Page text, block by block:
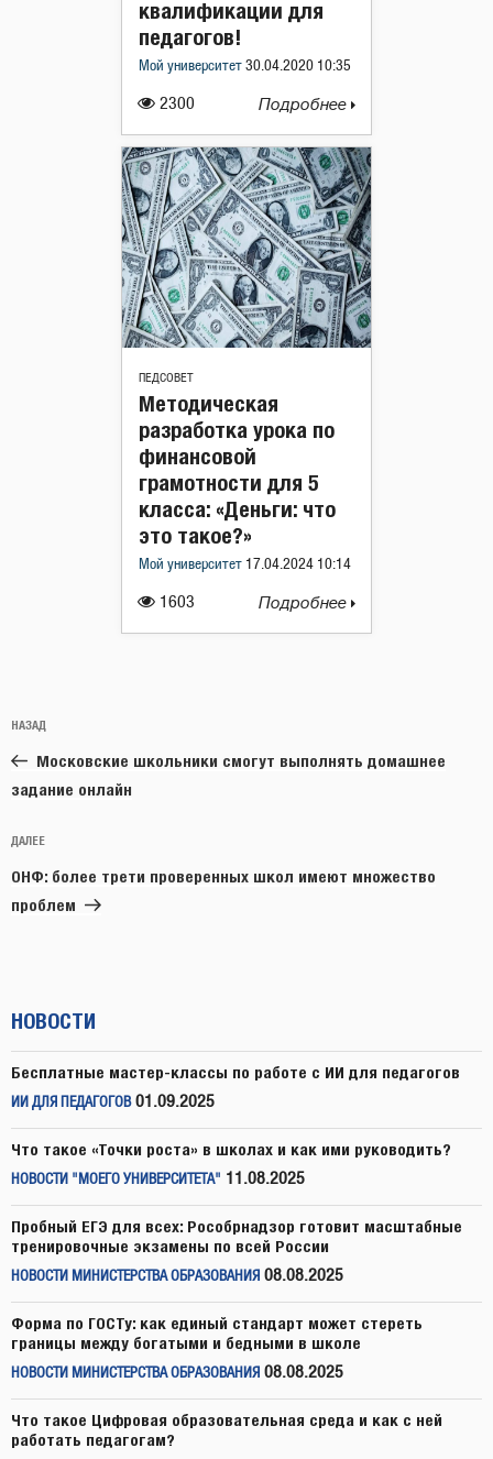
2300
квалификации для
педагогов!
Мой университет 30.04.2020 10:35
Подробнее
ПЕДСОВЕТ
1603
Методическая
разработка урока по
финансовой
грамотности для 5
класса: «Деньги: что
это такое?»
Мой университет 17.04.2024 10:14
Подробнее
по
записям
Предыдущая
запись:
НАЗАД
Московские школьники смогут выполнять домашнее
задание онлайн
Следующая
запись
ДАЛЕЕ
ОНФ: более трети проверенных школ имеют множество
проблем
НОВОСТИ
Бесплатные мастер-классы по работе с ИИ для педагогов
ИИ ДЛЯ ПЕДАГОГОВ 01.09.2025
Что такое «Точки роста» в школах и как ими руководить?
НОВОСТИ "МОЕГО УНИВЕРСИТЕТА" 11.08.2025
Пробный ЕГЭ для всех: Рособрнадзор готовит масштабные
тренировочные экзамены по всей России
НОВОСТИ МИНИСТЕРСТВА ОБРАЗОВАНИЯ 08.08.2025
Форма по ГОСТу: как единый стандарт может стереть
границы между богатыми и бедными в школе
НОВОСТИ МИНИСТЕРСТВА ОБРАЗОВАНИЯ 08.08.2025
Что такое Цифровая образовательная среда и как с ней
работать педагогам?